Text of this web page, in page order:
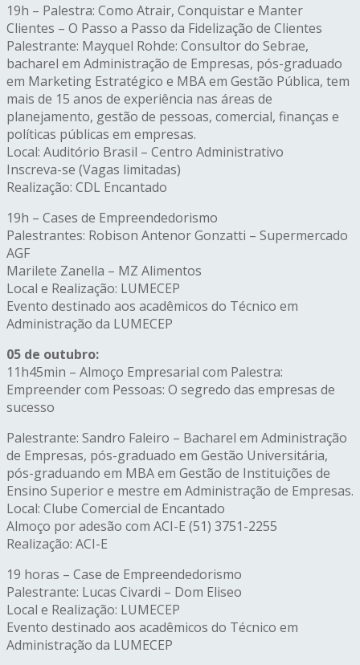
19h – Palestra: Como Atrair, Conquistar e Manter
Clientes – O Passo a Passo da Fidelização de Clientes
Palestrante: Mayquel Rohde: Consultor do Sebrae,
bacharel em Administração de Empresas, pós-graduado
em Marketing Estratégico e MBA em Gestão Pública, tem
mais de 15 anos de experiência nas áreas de
planejamento, gestão de pessoas, comercial, finanças e
políticas públicas em empresas.
Local: Auditório Brasil – Centro Administrativo
Inscreva-se (Vagas limitadas)
Realização: CDL Encantado
19h – Cases de Empreendedorismo
Palestrantes: Robison Antenor Gonzatti – Supermercado
AGF
Marilete Zanella – MZ Alimentos
Local e Realização: LUMECEP
Evento destinado aos acadêmicos do Técnico em
Administração da LUMECEP
05 de outubro:
11h45min – Almoço Empresarial com Palestra:
Empreender com Pessoas: O segredo das empresas de
sucesso
Palestrante: Sandro Faleiro – Bacharel em Administração
de Empresas, pós-graduado em Gestão Universitária,
pós-graduando em MBA em Gestão de Instituições de
Ensino Superior e mestre em Administração de Empresas.
Local: Clube Comercial de Encantado
Almoço por adesão com ACI-E (51) 3751-2255
Realização: ACI-E
19 horas – Case de Empreendedorismo
Palestrante: Lucas Civardi – Dom Eliseo
Local e Realização: LUMECEP
Evento destinado aos acadêmicos do Técnico em
Administração da LUMECEP